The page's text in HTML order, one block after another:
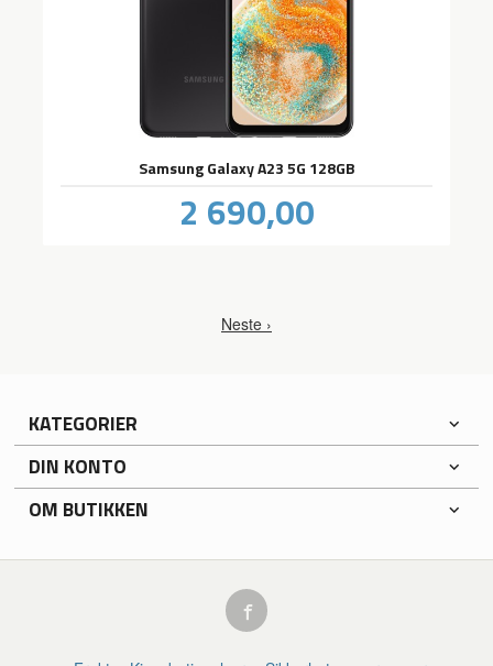
Samsung Galaxy A23 5G 128GB
Pris
2 690,00mva.
Neste ›
KATEGORIER
DIN KONTO
OM BUTIKKEN